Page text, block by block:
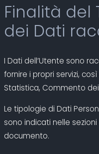
Finalità
dei Dati
I Dati dell’Utente sono
fornire i propri servizi,
Statistica, Commento
Le tipologie di Dati
sono indicati nelle
documento.